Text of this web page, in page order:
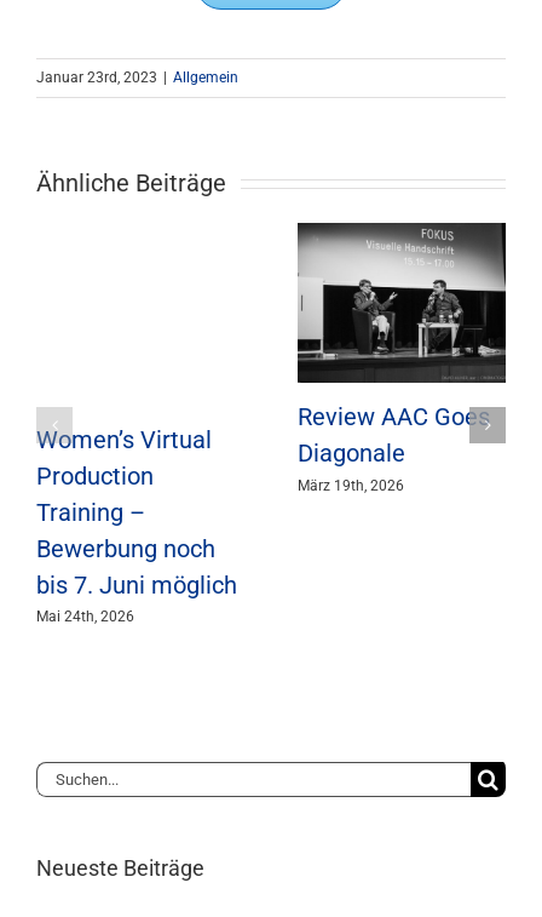
Januar 23rd, 2023 Allgemein
Ähnliche Beiträge
Women’s Virtual
Production
Training –
Bewerbung noch
bis 7. Juni möglich
Mai 24th, 2026
Review AAC Goes
Diagonale
März 19th, 2026
Suche
Neueste Beiträge